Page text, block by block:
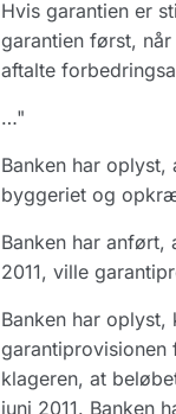
Hvis garantien er
garantien først,
aftalte
…"
Banken har
byggeriet og
Banken har anført,
2011, ville
Banken har
garantiprovisionen
klageren, at
juni 2011. Banken